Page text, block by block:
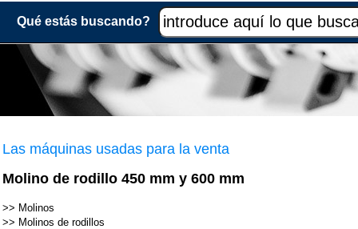
Qué estás buscando?
Las máquinas usadas para la venta
Molino de rodillo 450 mm y 600 mm
>> Molinos
>> Molinos de rodillos